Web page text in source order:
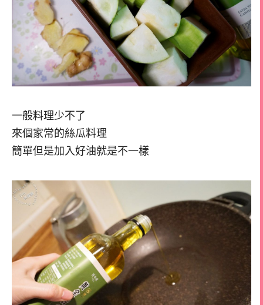
一般料理少不了
來個家常的絲瓜料理
簡單但是加入好油就是不一樣